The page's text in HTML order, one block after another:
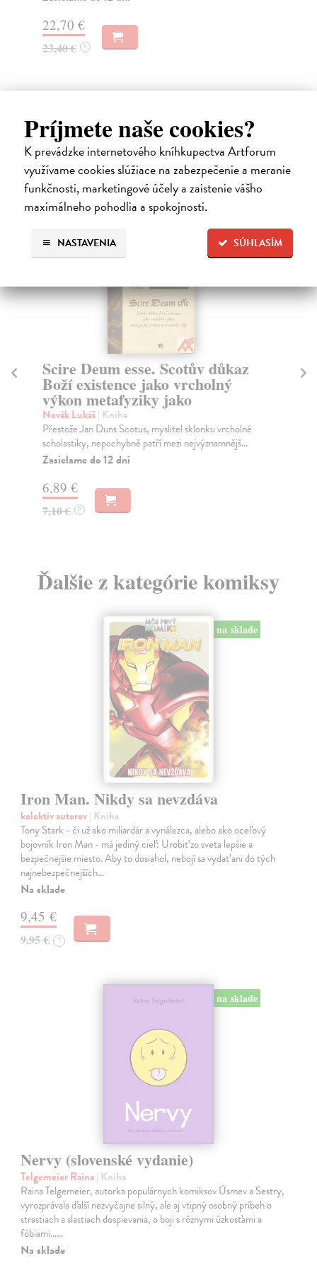
Príjmete naše cookies?
K prevádzke internetového kníhkupectva Artforum
využívame cookies slúžiace na zabezpečenie a meranie
funkčnosti, marketingové účely a zaistenie vášho
maximálneho pohodlia a spokojnosti.
SÚHLASÍM
NASTAVENIA
31,82 €
High-contrast mode
Čitatelia s podobným vkusom si
kúpili aj:
Scire Deum esse. Scotův důkaz
Boží existence jako vrcholný
výkon metafyziky jako
Novák Lukáš| Kniha
Přestože Jan Duns Scotus, myslitel sklonku vrcholné
scholastiky, nepochybně patří mezi nejvýznamnějš...
Zasielame do 12 dní
6,89 €
7,10 € ?
Ďalšie z kategórie komiksy
na sklade
Iron Man. Nikdy sa nevzdáva
kolektív autorov| Kniha
Tony Stark - či už ako miliardár a vynálezca, alebo ako oceľový
bojovník Iron Man - má jediný cieľ: Urobiť zo sveta lepšie a
bezpečnejšie miesto. Aby to dosiahol, nebojí sa vydať ani do tých
najnebezpečnejších…
Na sklade
9,45 €
9,95 € ?
na sklade
Nervy (slovenské vydanie)
Telgemeier Raina| Kniha
Raina Telgemeier, autorka populárnych komiksov Úsmev a Sestry,
vyrozprávala ďalší nezvyčajne silný, ale aj vtipný osobný príbeh o
strastiach a slastiach dospievania, o boji s rôznymi úzkosťami a
fóbiami...…
Na sklade